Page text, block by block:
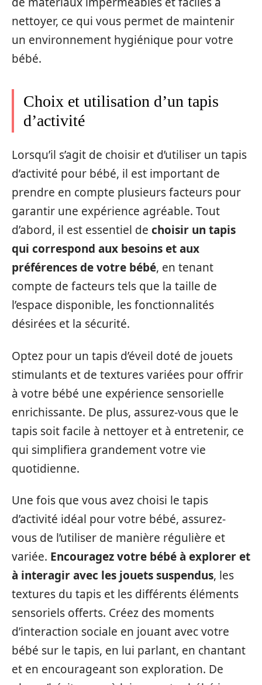
nettoyer, ce qui vous permet de maintenir
un environnement hygiénique pour votre
bébé.
Choix et utilisation d’un tapis
d’activité
Lorsqu’il s’agit de choisir et d’utiliser un tapis
d’activité pour bébé, il est important de
prendre en compte plusieurs facteurs pour
garantir une expérience agréable. Tout
d’abord, il est essentiel de choisir un tapis
qui correspond aux besoins et aux
préférences de votre bébé, en tenant
compte de facteurs tels que la taille de
l’espace disponible, les fonctionnalités
désirées et la sécurité.
Optez pour un tapis d’éveil doté de jouets
stimulants et de textures variées pour offrir
à votre bébé une expérience sensorielle
enrichissante. De plus, assurez-vous que le
tapis soit facile à nettoyer et à entretenir, ce
qui simplifiera grandement votre vie
quotidienne.
Une fois que vous avez choisi le tapis
d’activité idéal pour votre bébé, assurez-
vous de l’utiliser de manière régulière et
variée. Encouragez votre bébé à explorer et
à interagir avec les jouetssuspendus, les
textures du tapis et les différents éléments
sensoriels offerts. Créez des moments
d’interaction sociale en jouant avec votre
bébé sur le tapis, en lui parlant, en chantant
et en encourageant son exploration. De